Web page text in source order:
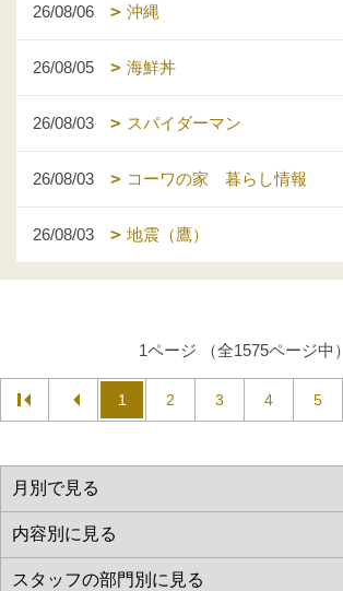
26/08/06 沖縄
26/08/05 海鮮丼
26/08/03 スパイダーマン
26/08/03 コーワの家 暮らし情報
26/08/03 地震（鷹）
1ページ （全1575ページ中）
1 2 3 4 5